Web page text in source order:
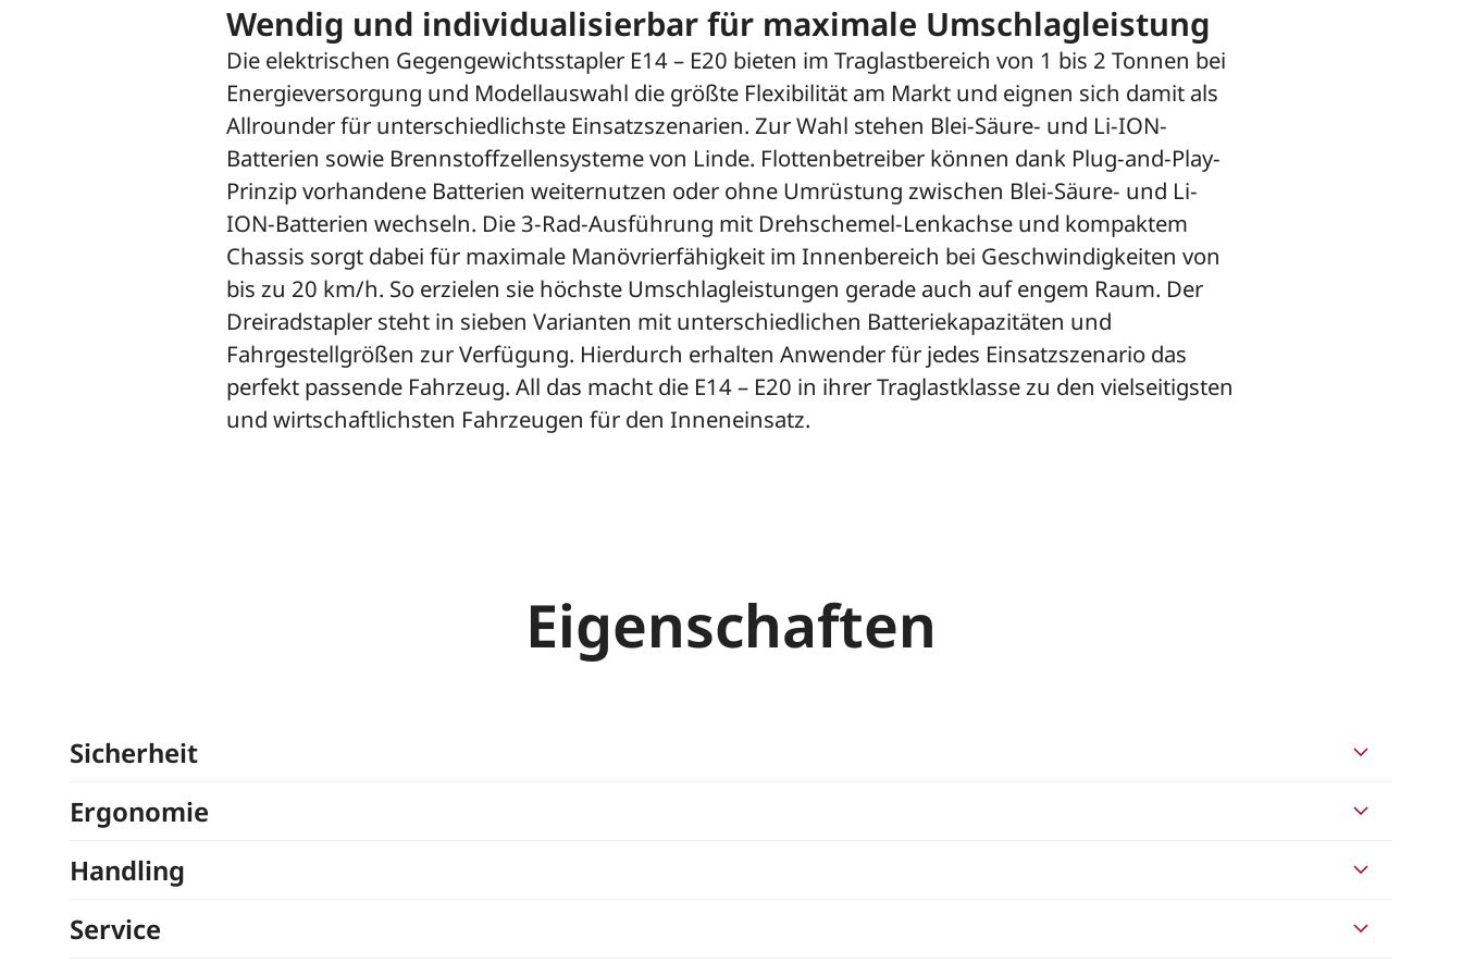
Wendig und individualisierbar für maximale Umschlagleistung
Die elektrischen Gegengewichtsstapler E14 – E20 bieten im Traglastbereich von 1 bis 2 Tonnen bei
Energieversorgung und Modellauswahl die größte Flexibilität am Markt und eignen sich damit als
Allrounder für unterschiedlichste Einsatzszenarien. Zur Wahl stehen Blei-Säure- und Li-ION-
Batterien sowie Brennstoffzellensysteme von Linde. Flottenbetreiber können dank Plug-and-Play-
Prinzip vorhandene Batterien weiternutzen oder ohne Umrüstung zwischen Blei-Säure- und Li-
ION-Batterien wechseln. Die 3-Rad-Ausführung mit Drehschemel-Lenkachse und kompaktem
Chassis sorgt dabei für maximale Manövrierfähigkeit im Innenbereich bei Geschwindigkeiten von
bis zu 20 km/h. So erzielen sie höchste Umschlagleistungen gerade auch auf engem Raum. Der
Dreiradstapler steht in sieben Varianten mit unterschiedlichen Batteriekapazitäten und
Fahrgestellgrößen zur Verfügung. Hierdurch erhalten Anwender für jedes Einsatzszenario das
perfekt passende Fahrzeug. All das macht die E14 – E20 in ihrer Traglastklasse zu den vielseitigsten
und wirtschaftlichsten Fahrzeugen für den Inneneinsatz.
Eigenschaften
Sicherheit
Ergonomie
Handling
Service